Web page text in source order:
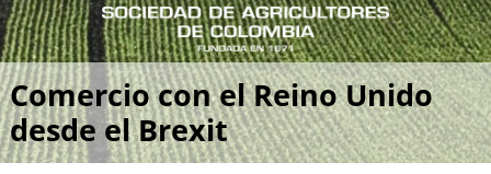
Comercio con el Reino Unido
desde el Brexit